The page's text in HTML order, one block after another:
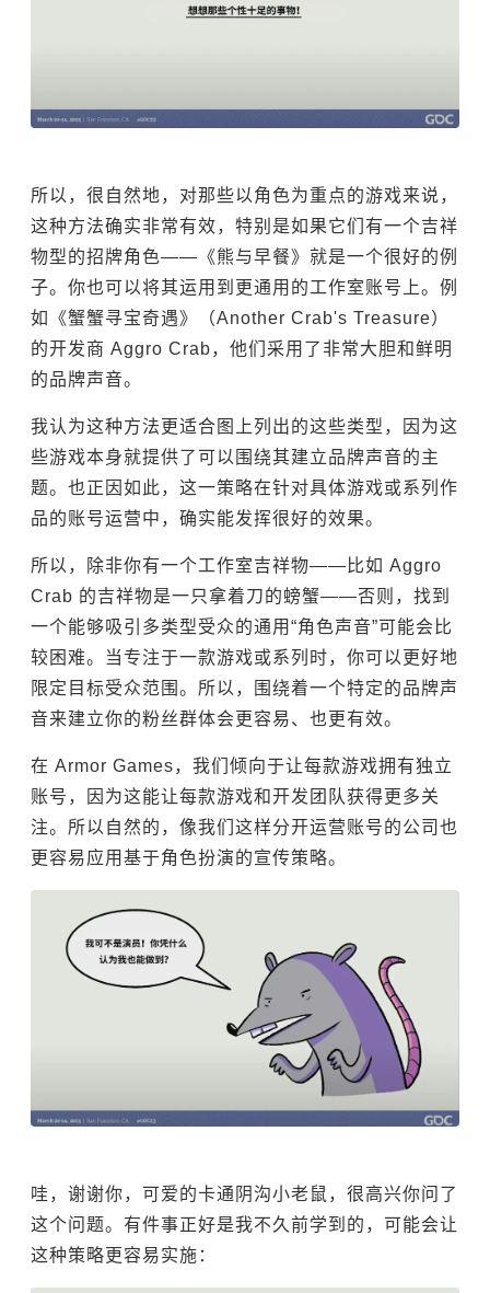
所以，很自然地，对那些以角色为重点的游戏来说，
这种方法确实非常有效，特别是如果它们有一个吉祥
物型的招牌角色——《熊与早餐》就是一个很好的例
子。你也可以将其运用到更通用的工作室账号上。例
如《蟹蟹寻宝奇遇》（Another Crab's Treasure）
的开发商 Aggro Crab，他们采用了非常大胆和鲜明
的品牌声音。
我认为这种方法更适合图上列出的这些类型，因为这
些游戏本身就提供了可以围绕其建立品牌声音的主
题。也正因如此，这一策略在针对具体游戏或系列作
品的账号运营中，确实能发挥很好的效果。
所以，除非你有一个工作室吉祥物——比如 Aggro
Crab 的吉祥物是一只拿着刀的螃蟹——否则，找到
一个能够吸引多类型受众的通用“角色声音”可能会比
较困难。当专注于一款游戏或系列时，你可以更好地
限定目标受众范围。所以，围绕着一个特定的品牌声
音来建立你的粉丝群体会更容易、也更有效。
在 Armor Games，我们倾向于让每款游戏拥有独立
账号，因为这能让每款游戏和开发团队获得更多关
注。所以自然的，像我们这样分开运营账号的公司也
更容易应用基于角色扮演的宣传策略。
哇，谢谢你，可爱的卡通阴沟小老鼠，很高兴你问了
这个问题。有件事正好是我不久前学到的，可能会让
这种策略更容易实施：